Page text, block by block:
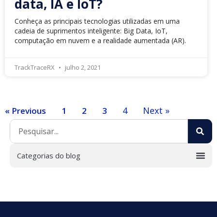
data, IA e IoT?
Conheça as principais tecnologias utilizadas em uma
cadeia de suprimentos inteligente: Big Data, IoT,
computação em nuvem e a realidade aumentada (AR).
TrackTraceRX julho 2, 2021
« Previous 1 2 3 4 Next »